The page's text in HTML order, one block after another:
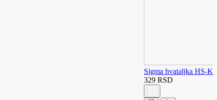
Sigma hvataljka HS-
329 RSD